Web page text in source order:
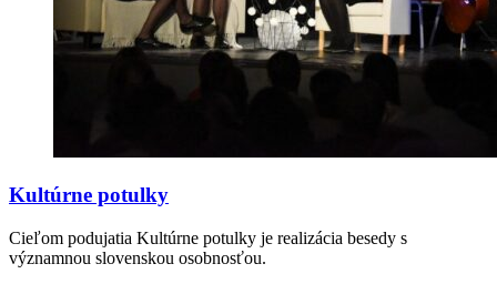
Kultúrne potulky
Cieľom podujatia Kultúrne potulky je realizácia besedy s
významnou slovenskou osobnosťou.